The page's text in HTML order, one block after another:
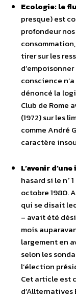
Ecologie: le
presque) est
profondeur
tirer sur les
conscience
dénoncé la
Club de Rome
(1972) sur les
comme André
caractère
L’avenir
hasard si le n°
octobre 1980.
qui se disait
– avait été
mois
largement en
selon les
l’élection
Cet article est
d’Allternatives